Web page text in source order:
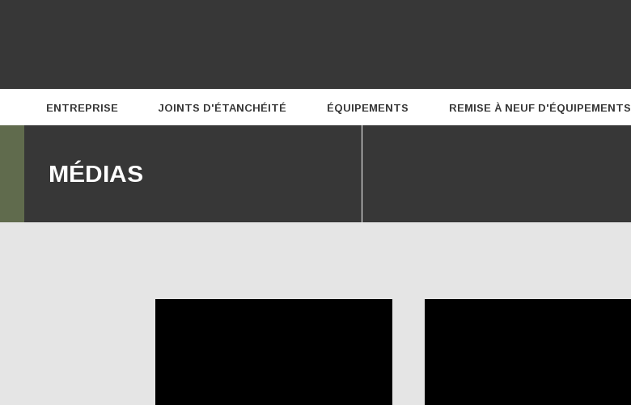
ENTREPRISE
Équipe
JOINTS D'ÉTANCHÉITÉ ÉQUIPEMENTS REMISE À NEUF D'ÉQUIPEMENTS
MÉDIAS